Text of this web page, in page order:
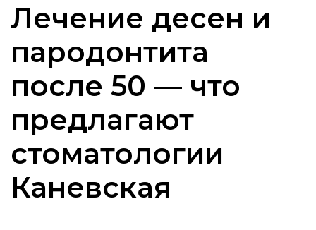
Лечение десен и
пародонтита
после 50 — что
предлагают
стоматологии
Каневская